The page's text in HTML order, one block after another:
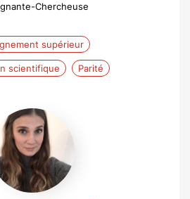
Chercheuse
supérieur
scientifique Parité
Emmanuelle
Steib